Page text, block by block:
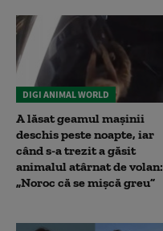
DIGI ANIMAL WORLD
A lăsat geamul mașinii
deschis peste noapte, iar
când s-a trezit a găsit
animalul atârnat de volan:
„Noroc că se mișcă greu”